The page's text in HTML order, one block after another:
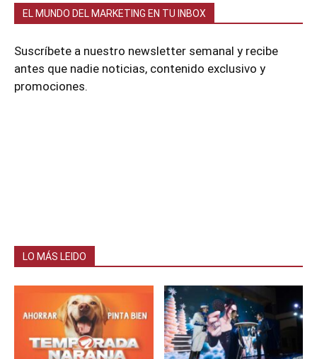
EL MUNDO DEL MARKETING EN TU INBOX
Suscríbete a nuestro newsletter semanal y recibe
antes que nadie noticias, contenido exclusivo y
promociones.
LO MÁS LEIDO